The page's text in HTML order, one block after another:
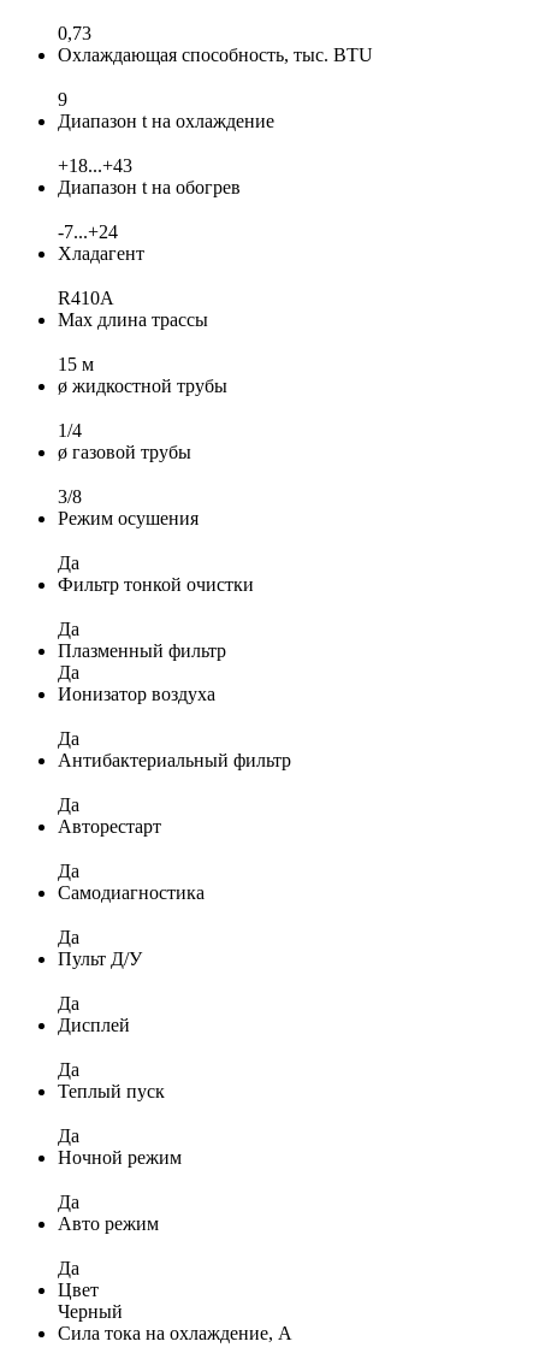
0,73
Охлаждающая способность, тыс. BTU
9
Диапазон t на охлаждение
+18...+43
Диапазон t на обогрев
-7...+24
Хладагент
R410A
Max длина трассы
15 м
ø жидкостной трубы
1/4
ø газовой трубы
3/8
Режим осушения
Да
Фильтр тонкой очистки
Да
Плазменный фильтр
Да
Ионизатор воздуха
Да
Антибактериальный фильтр
Да
Авторестарт
Да
Самодиагностика
Да
Пульт Д/У
Да
Дисплей
Да
Теплый пуск
Да
Ночной режим
Да
Авто режим
Да
Цвет
Черный
Сила тока на охлаждение, А